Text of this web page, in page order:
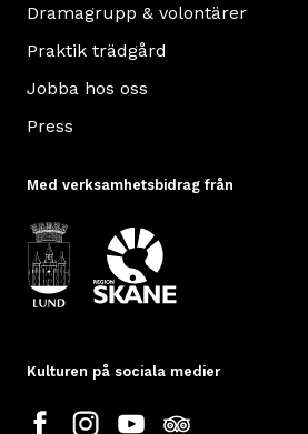
Dramagrupp & volontärer
Praktik trädgård
Jobba hos oss
Press
Med verksamhetsbidrag från
Kulturen på sociala medier